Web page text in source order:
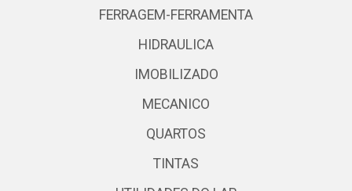
FERRAGEM-FERRAMENTA
HIDRAULICA
IMOBILIZADO
MECANICO
QUARTOS
TINTAS